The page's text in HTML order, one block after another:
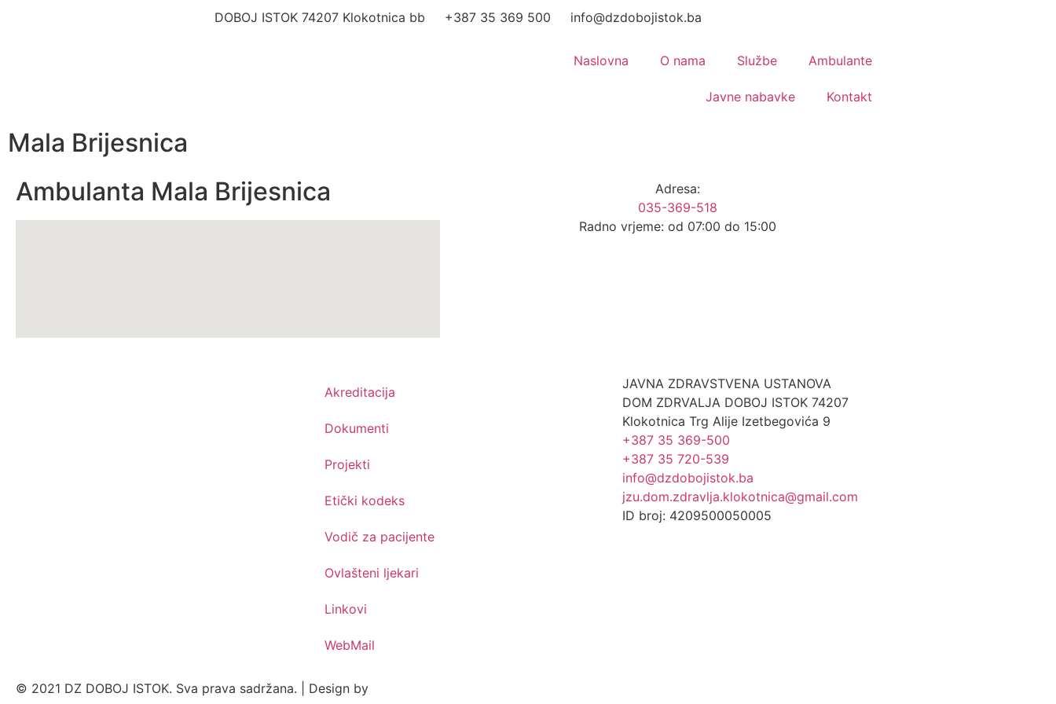
DOBOJ ISTOK 74207 Klokotnica bb +387 35 369 500 info@dzdobojistok.ba
Naslovna O nama Službe Ambulante
Javne nabavke Kontakt
Mala Brijesnica
Ambulanta Mala Brijesnica
Adresa:
035-369-518
Radno vrjeme: od 07:00 do 15:00
Akreditacija
Dokumenti
Projekti
Etički kodeks
Vodič za pacijente
Ovlašteni ljekari
Linkovi
WebMail
JAVNA ZDRAVSTVENA USTANOVA
DOM ZDRVALJA DOBOJ ISTOK 74207
Klokotnica Trg Alije Izetbegovića 9
+387 35 369-500
+387 35 720-539
info@dzdobojistok.ba
jzu.dom.zdravlja.klokotnica@gmail.com
ID broj: 4209500050005
© 2021 DZ DOBOJ ISTOK. Sva prava sadržana. | Design by